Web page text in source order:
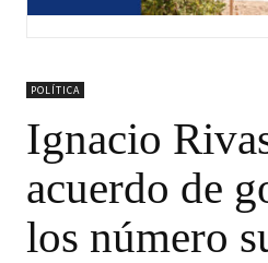
POLÍTICA
Ignacio
acuerdo de
los número